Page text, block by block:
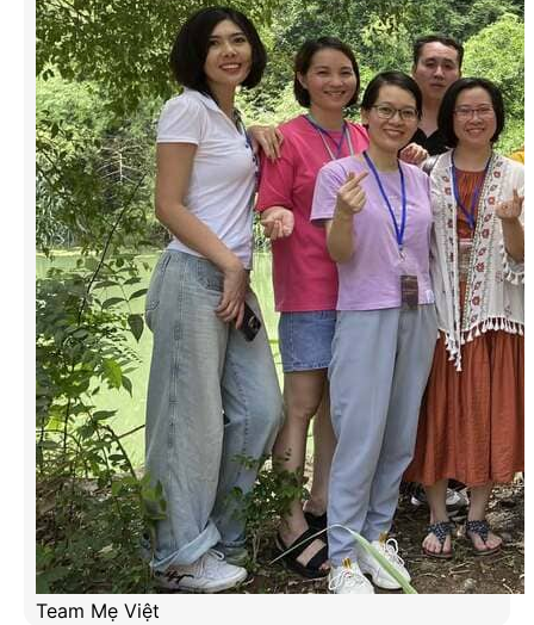
Team Mẹ Việt